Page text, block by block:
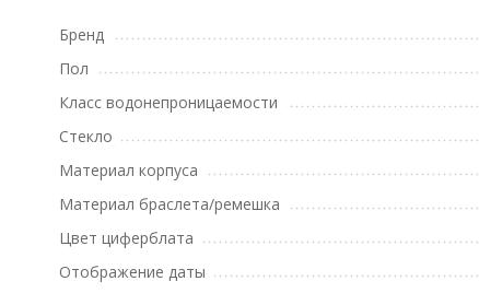
Бренд
Пол
Класс водонепроницаемости
Стекло
Материал корпуса
Материал браслета/ремешка
Цвет циферблата
Отображение даты